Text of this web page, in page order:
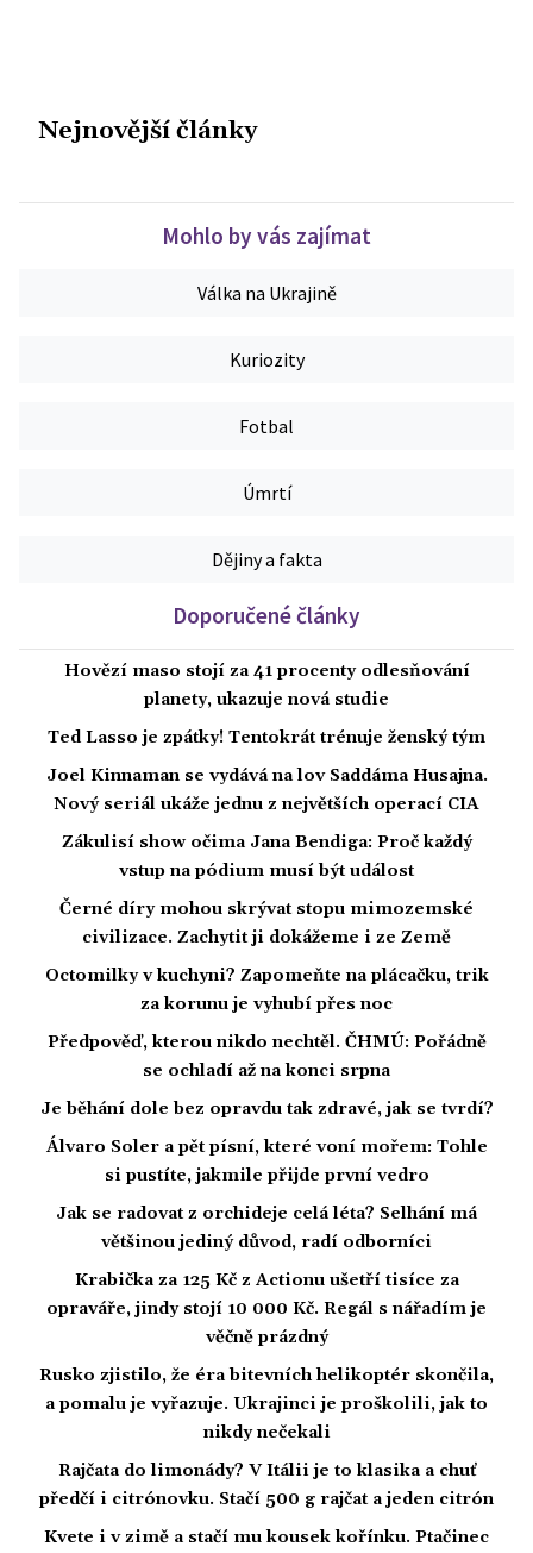
Nejnovější články
Mohlo by vás zajímat
Válka na Ukrajině
Kuriozity
Fotbal
Úmrtí
Dějiny a fakta
Doporučené články
Hovězí maso stojí za 41 procenty odlesňování
planety, ukazuje nová studie
Ted Lasso je zpátky! Tentokrát trénuje ženský tým
Joel Kinnaman se vydává na lov Saddáma Husajna.
Nový seriál ukáže jednu z největších operací CIA
Zákulisí show očima Jana Bendiga: Proč každý
vstup na pódium musí být událost
Černé díry mohou skrývat stopu mimozemské
civilizace. Zachytit ji dokážeme i ze Země
Octomilky v kuchyni? Zapomeňte na plácačku, trik
za korunu je vyhubí přes noc
Předpověď, kterou nikdo nechtěl. ČHMÚ: Pořádně
se ochladí až na konci srpna
Je běhání dole bez opravdu tak zdravé, jak se tvrdí?
Álvaro Soler a pět písní, které voní mořem: Tohle
si pustíte, jakmile přijde první vedro
Jak se radovat z orchideje celá léta? Selhání má
většinou jediný důvod, radí odborníci
Krabička za 125 Kč z Actionu ušetří tisíce za
opraváře, jindy stojí 10 000 Kč. Regál s nářadím je
věčně prázdný
Rusko zjistilo, že éra bitevních helikoptér skončila,
a pomalu je vyřazuje. Ukrajinci je proškolili, jak to
nikdy nečekali
Rajčata do limonády? V Itálii je to klasika a chuť
předčí i citrónovku. Stačí 500 g rajčat a jeden citrón
Kvete i v zimě a stačí mu kousek kořínku. Ptačinec